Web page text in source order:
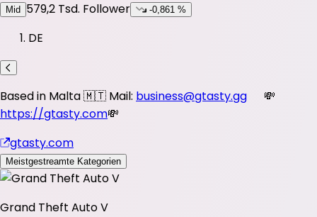
Mid 579,2 Tsd. Follower -0,861 %
DE
Based in Malta 🇲🇹 Mail: business@gtasty.gg ⠀⠀💸
https://gtasty.com💸
gtasty.com
Meistgestreamte Kategorien
Grand Theft Auto V